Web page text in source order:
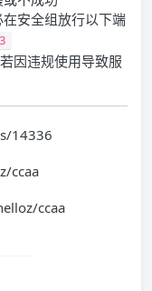
安全组放行以下端
因违规使用导致服
14336
ccaa
ccaa